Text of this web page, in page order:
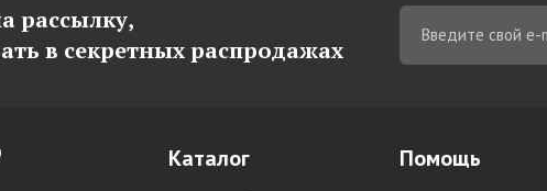
рассылку,
в секретных распродажах
Каталог Помощь